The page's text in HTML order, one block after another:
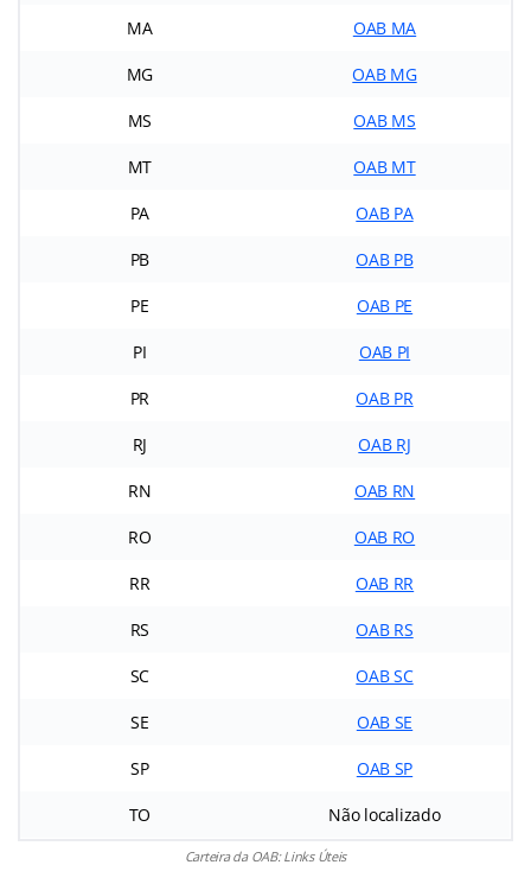
MA OAB MA
MG OAB MG
MS OAB MS
MT OAB MT
PA OAB PA
PB OAB PB
PE OAB PE
PI OAB PI
PR OAB PR
RJ OAB RJ
RN OAB RN
RO OAB RO
RR OAB RR
RS OAB RS
SC OAB SC
SE OAB SE
SP OAB SP
TO Não localizado
Carteira da OAB: Links Úteis